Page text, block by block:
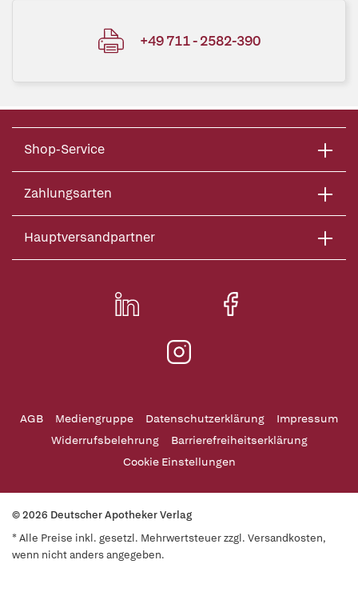
+49 711 - 2582-390
Shop-Service
Zahlungsarten
Hauptversandpartner
AGB Mediengruppe Datenschutzerklärung
Impressum
Widerrufsbelehrung
Barrierefreiheitserklärung
Cookie Einstellungen
© 2026 Deutscher Apotheker Verlag
* Alle Preise inkl. gesetzl. Mehrwertsteuer zzgl. Versandkosten,
wenn nicht anders angegeben.